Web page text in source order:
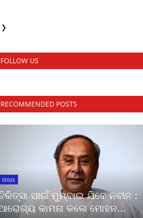
❯
FOLLOW US
RECOMMENDED POSTS
ରାଜ୍ୟ
ପାଇଁ ମୁମ୍ବାଇ ଯିବେ ନବୀନ :
କାମନା କଲେ ମୋହନ...